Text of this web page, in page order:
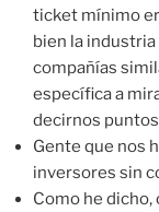
ticket mínimo
bien la industria
compañías
específica a
decirnos
Gente que nos
inversores sin
Como he